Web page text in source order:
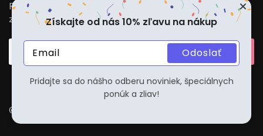
Pridajte sa do nášho odberu noviniek, špeciálnych ponúk a
zliav!
© VaseVlasky.sk 2022
Získajte od nás 10% zľavu na nákup
Odoslať
Pridajte sa do nášho odberu noviniek, špeciálnych
ponúk a zliav!